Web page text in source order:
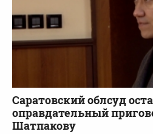
Саратовский облсуд
оправдательный
Шатпакову